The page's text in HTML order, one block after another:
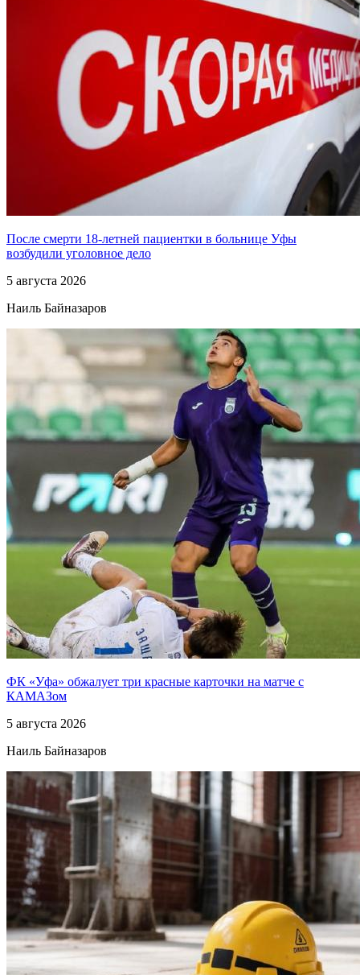
После смерти 18-летней пациентки в больнице Уфы
возбудили уголовное дело
5 августа 2026
Наиль Байназаров
ФК «Уфа» обжалует три красные карточки на матче с
КАМАЗом
5 августа 2026
Наиль Байназаров